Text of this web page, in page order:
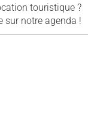
touristique ?
sur notre agenda !